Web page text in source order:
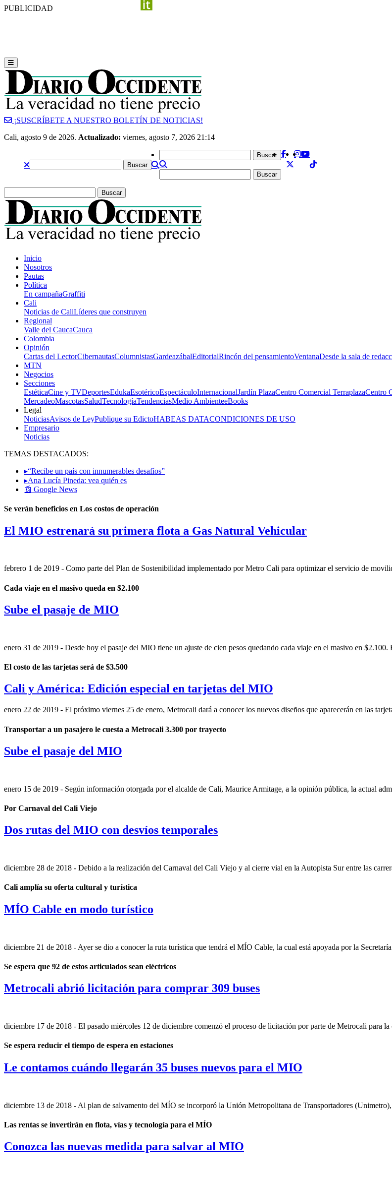
PUBLICIDAD
¡SUSCRÍBETE A NUESTRO BOLETÍN DE NOTICIAS!
Cali, agosto 9 de 2026. Actualizado: viernes, agosto 7, 2026 21:14
Inicio
Nosotros
Pautas
Política
En campañaGraffiti
Cali
Noticias de CaliLíderes que construyen
Regional
Valle del CaucaCauca
Colombia
Opinión
Cartas del LectorCibernautasColumnistasGardeazábalEditorialRincón del pensamientoVentanaDesde la sala de
MTN
Negocios
Secciones
EstéticaCine y TVDeportesEdukaEsotéricoEspectáculoInternacionalJardín PlazaCentro Comercial TerraplazaCentro
MercadeoMascotasSaludTecnologíaTendenciasMedio AmbienteeBooks
Legal
NoticiasAvisos de LeyPublique su EdictoHABEAS DATACONDICIONES DE USO
Empresario
Noticias
TEMAS DESTACADOS:
▸“Recibe un país con innumerables desafíos”
▸Ana Lucía Pineda: vea quién es
📰 Google News
Se verán beneficios en Los costos de operación
El MIO estrenará su primera flota a Gas Natural Vehicular
febrero 1 de 2019 - Como parte del Plan de Sostenibilidad implementado por Metro Cali para optimizar el servicio de
Cada viaje en el masivo queda en $2.100
Sube el pasaje de MIO
enero 31 de 2019 - Desde hoy el pasaje del MIO tiene un ajuste de cien pesos quedando cada viaje en el masivo en
El costo de las tarjetas será de $3.500
Cali y América: Edición especial en tarjetas del MIO
enero 22 de 2019 - El próximo viernes 25 de enero, Metrocali dará a conocer los nuevos diseños que aparecerán en las
Transportar a un pasajero le cuesta a Metrocali 3.300 por trayecto
Sube el pasaje del MIO
enero 15 de 2019 - Según información otorgada por el alcalde de Cali, Maurice Armitage, a la opinión pública, la actual
Por Carnaval del Cali Viejo
Dos rutas del MIO con desvíos temporales
diciembre 28 de 2018 - Debido a la realización del Carnaval del Cali Viejo y al cierre vial en la Autopista Sur entre las
Cali amplía su oferta cultural y turística
MÍO Cable en modo turístico
diciembre 21 de 2018 - Ayer se dio a conocer la ruta turística que tendrá el MÍO Cable, la cual está apoyada por la
Se espera que 92 de estos articulados sean eléctricos
Metrocali abrió licitación para comprar 309 buses
diciembre 17 de 2018 - El pasado miércoles 12 de diciembre comenzó el proceso de licitación por parte de Metrocali para la
Se espera reducir el tiempo de espera en estaciones
Le contamos cuándo llegarán 35 buses nuevos para el MIO
diciembre 13 de 2018 - Al plan de salvamento del MÍO se incorporó la Unión Metropolitana de Transportadores
Las rentas se invertirán en flota, vías y tecnología para el MÍO
Conozca las nuevas medida para salvar al MIO